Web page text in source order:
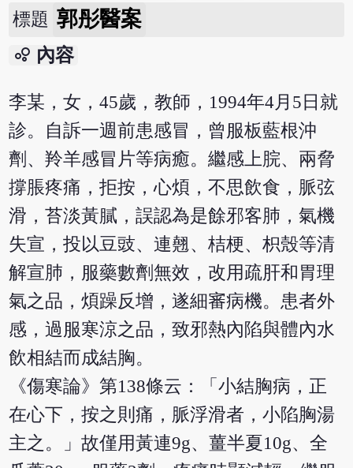
標題 郭彤醫案
bubble_chart 內容
李某，女，45歲，教師，1994年4月5日就
診。自訴一週前患感冒，曾服板藍根沖
劑、羚羊感冒片等病癒。繼感上脘、兩脅
撐脹疼痛，拒按，心煩，不思飲食，脈弦
滑，苔淡黃膩，誤認為是餘邪客肺，氣機
失宣，投以豆豉、連翹、桔梗、枳殼等清
解宣肺，服藥數劑無效，改用疏肝和胃理
氣之品，煩躁反增，遂細審病機。患者外
感，過服寒涼之品，致邪熱內陷與體內水
飲相結而成結胸。
《傷寒論》第138條云：「小結胸病，正
在心下，按之則痛，脈浮滑者，小陷胸湯
主之。」故僅用黃連9g、薑半夏10g、全